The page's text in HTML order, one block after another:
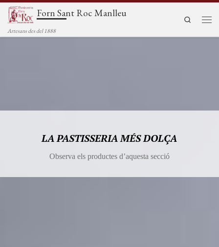
Saltar al contenidoForn Sant Roc Manlleu
Artesans des del 1888
Search
LA PASTISSERIA MÉS DOLÇA
Observa els productes d’aquesta secció